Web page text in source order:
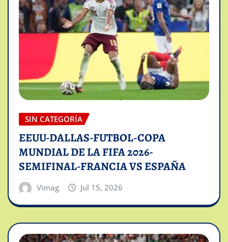
SIN CATEGORÍA
EEUU-DALLAS-FUTBOL-COPA
MUNDIAL DE LA FIFA 2026-
SEMIFINAL-FRANCIA VS ESPAÑA
Vimag Jul 15, 2026